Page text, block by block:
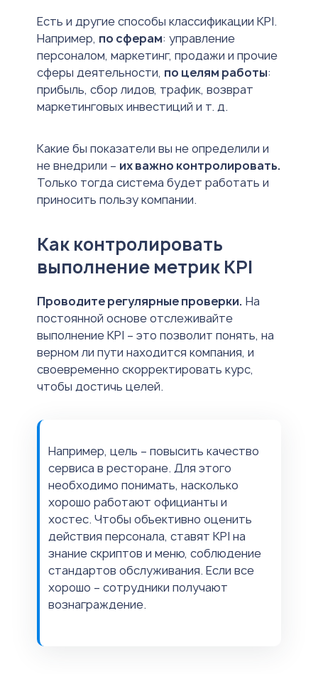
Есть и другие способы классификации KPI.
Например, по сферам: управление
персоналом, маркетинг, продажи и прочие
сферы деятельности, по целям работы:
прибыль, сбор лидов, трафик, возврат
маркетинговых инвестиций и т. д.
Какие бы показатели вы не определили и
не внедрили – их важно контролировать.
Только тогда система будет работать и
приносить пользу компании.
Как контролировать
выполнение метрик KPI
Проводите регулярные проверки. На
постоянной основе отслеживайте
выполнение KPI – это позволит понять, на
верном ли пути находится компания, и
своевременно скорректировать курс,
чтобы достичь целей.
Например, цель – повысить качество
сервиса в ресторане. Для этого
необходимо понимать, насколько
хорошо работают официанты и
хостес. Чтобы объективно оценить
действия персонала, ставят KPI на
знание скриптов и меню, соблюдение
стандартов обслуживания. Если все
хорошо – сотрудники получают
вознаграждение.